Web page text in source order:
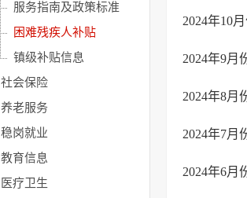
服务指南及政策标准
困难残疾人补贴
镇级补贴信息
社会保险
养老服务
稳岗就业
教育信息
医疗卫生
2024年10
2024年9月
2024年8月
2024年7月
2024年6月